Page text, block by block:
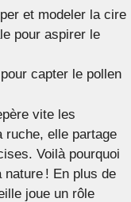
et modeler la cire
pour aspirer le
capter le pollen
vite les
ruche, elle partage
Voilà pourquoi
! En plus de
joue un rôle